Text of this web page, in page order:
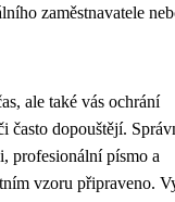
zaměstnavatele
ale také vás ochrání
často dopouštějí.
profesionální písmo a
vzoru připraveno.